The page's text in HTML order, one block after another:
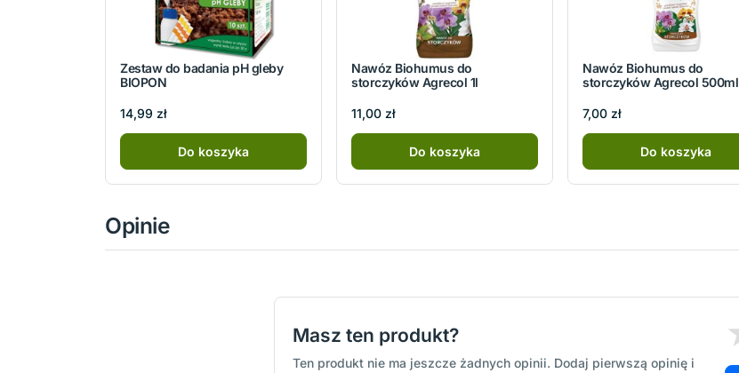
Zestaw do badania pH gleby
BIOPON
14,99 zł
Do koszyka
Nawóz Biohumus do
storczyków Agrecol 1l
11,00 zł
Do koszyka
Nawóz Biohumus do
storczyków Agrecol 500ml
7,00 zł
Do koszyka
Opinie
Masz ten produkt?
Ten produkt nie ma jeszcze żadnych opinii. Dodaj pierwszą opinię i